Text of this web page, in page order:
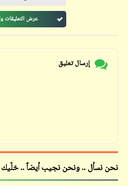
عرض التعليقات
إرسال تعليق
نحن نسأل .. ونحن نجيب أيضاً .. خلّيك